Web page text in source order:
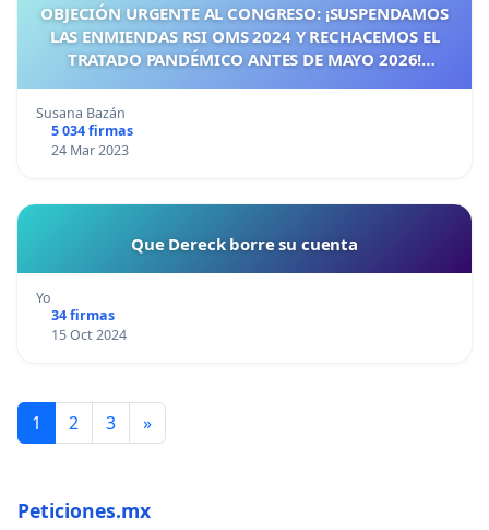
OBJECIÓN URGENTE AL CONGRESO: ¡SUSPENDAMOS
LAS ENMIENDAS RSI OMS 2024 Y RECHACEMOS EL
TRATADO PANDÉMICO ANTES DE MAYO 2026!
Susana Bazán
5 034 firmas
24 Mar 2023
Que Dereck borre su cuenta
Yo
34 firmas
15 Oct 2024
1 2 3 »
Peticiones.mx